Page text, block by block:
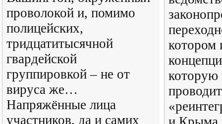
проволокой и, помимо
полицейских,
тридцатитысячной
гвардейской
группировкой – не от
вируса же…
Напряжённые лица
участников, да и самих
котором
которую